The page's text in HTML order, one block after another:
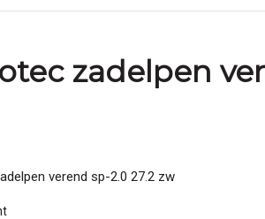
zadelpen
verend sp-2.0 27.2 zw